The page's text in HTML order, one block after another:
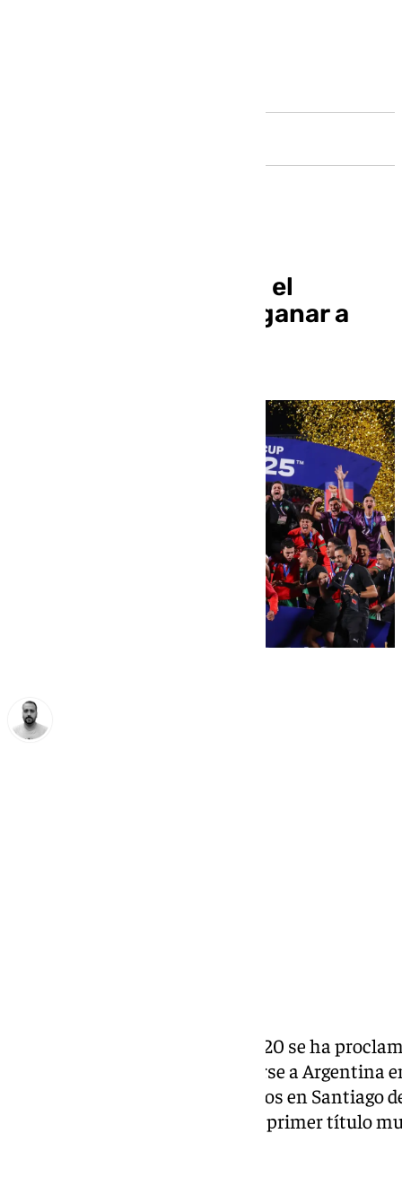
Marruecos conquista el
Mundial sub-20 tras ganar a
La selección de Marruecos Sub-20 se ha
del mundo Sub-20 tras imponerse a Argentina
nacional Julio Martínez Prádanos en Santiago
Zabiri, un triunfo que supone el primer título